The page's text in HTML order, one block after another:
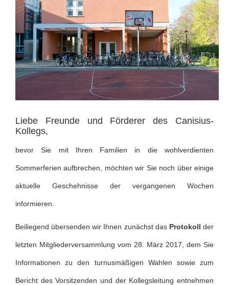
Liebe Freunde und Förderer des Canisius-
Kollegs,
bevor Sie mit Ihren Familien in die wohlverdienten
Sommerferien aufbrechen, möchten wir Sie noch über einige
aktuelle Geschehnisse der vergangenen Wochen
informieren.
Beiliegend übersenden wir Ihnen zunächst das Protokoll der
letzten Mitgliederversammlung vom 28. März 2017, dem Sie
Informationen zu den turnusmäßigen Wahlen sowie zum
Bericht des Vorsitzenden und der Kollegsleitung entnehmen